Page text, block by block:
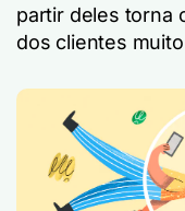
partir deles torna
dos clientes